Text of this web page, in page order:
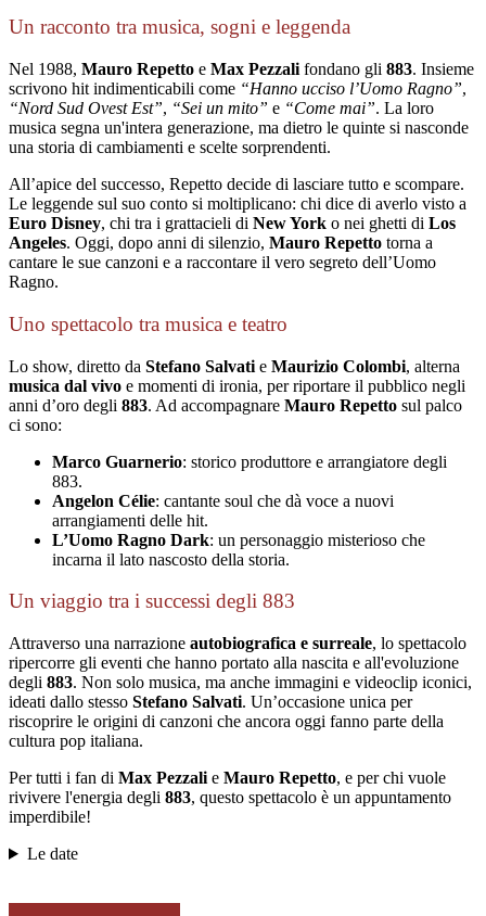
Un racconto tra musica, sogni e leggenda
Nel 1988, Mauro Repetto e Max Pezzali fondano gli 883. Insieme
scrivono hit indimenticabili come “Hanno ucciso l’Uomo Ragno”,
“Nord Sud Ovest Est”, “Sei un mito” e “Come mai”. La loro
musica segna un'intera generazione, ma dietro le quinte si nasconde
una storia di cambiamenti e scelte sorprendenti.
All’apice del successo, Repetto decide di lasciare tutto e scompare.
Le leggende sul suo conto si moltiplicano: chi dice di averlo visto a
Euro Disney, chi tra i grattacieli di New York o nei ghetti di Los
Angeles. Oggi, dopo anni di silenzio, Mauro Repetto torna a
cantare le sue canzoni e a raccontare il vero segreto dell’Uomo
Ragno.
Uno spettacolo tra musica e teatro
Lo show, diretto da Stefano Salvati e Maurizio Colombi, alterna
musica dal vivo e momenti di ironia, per riportare il pubblico negli
anni d’oro degli 883. Ad accompagnare Mauro Repetto sul palco
ci sono:
Marco Guarnerio: storico produttore e arrangiatore degli
883.
Angelon Célie: cantante soul che dà voce a nuovi
arrangiamenti delle hit.
L’Uomo Ragno Dark: un personaggio misterioso che
incarna il lato nascosto della storia.
Un viaggio tra i successi degli 883
Attraverso una narrazione autobiografica e surreale, lo spettacolo
ripercorre gli eventi che hanno portato alla nascita e all'evoluzione
degli 883. Non solo musica, ma anche immagini e videoclip iconici,
ideati dallo stesso Stefano Salvati. Un’occasione unica per
riscoprire le origini di canzoni che ancora oggi fanno parte della
cultura pop italiana.
Per tutti i fan di Max Pezzali e Mauro Repetto, e per chi vuole
rivivere l'energia degli 883, questo spettacolo è un appuntamento
imperdibile!
Le date